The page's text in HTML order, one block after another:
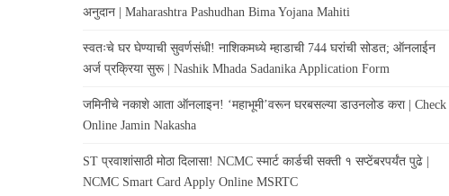
अनुदान | Maharashtra Pashudhan Bima Yojana Mahiti
स्वतःचे घर घेण्याची सुवर्णसंधी! नाशिकमध्ये म्हाडाची 744 घरांची सोडत; ऑनलाईन
अर्ज प्रक्रिया सुरू | Nashik Mhada Sadanika Application Form
जमिनीचे नकाशे आता ऑनलाइन! ‘महाभूमी’वरून घरबसल्या डाउनलोड करा | Check
Online Jamin Nakasha
ST प्रवाशांसाठी मोठा दिलासा! NCMC स्मार्ट कार्डची सक्ती १ सप्टेंबरपर्यंत पुढे |
NCMC Smart Card Apply Online MSRTC